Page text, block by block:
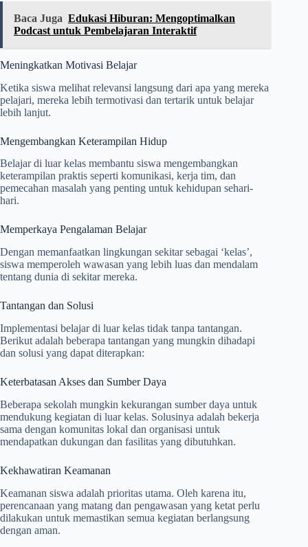
Baca Juga Edukasi Hiburan: Mengoptimalkan
Podcast untuk Pembelajaran Interaktif
Meningkatkan Motivasi Belajar
Ketika siswa melihat relevansi langsung dari apa yang mereka
pelajari, mereka lebih termotivasi dan tertarik untuk belajar
lebih lanjut.
Mengembangkan Keterampilan Hidup
Belajar di luar kelas membantu siswa mengembangkan
keterampilan praktis seperti komunikasi, kerja tim, dan
pemecahan masalah yang penting untuk kehidupan sehari-
hari.
Memperkaya Pengalaman Belajar
Dengan memanfaatkan lingkungan sekitar sebagai ‘kelas’,
siswa memperoleh wawasan yang lebih luas dan mendalam
tentang dunia di sekitar mereka.
Tantangan dan Solusi
Implementasi belajar di luar kelas tidak tanpa tantangan.
Berikut adalah beberapa tantangan yang mungkin dihadapi
dan solusi yang dapat diterapkan:
Keterbatasan Akses dan Sumber Daya
Beberapa sekolah mungkin kekurangan sumber daya untuk
mendukung kegiatan di luar kelas. Solusinya adalah bekerja
sama dengan komunitas lokal dan organisasi untuk
mendapatkan dukungan dan fasilitas yang dibutuhkan.
Kekhawatiran Keamanan
Keamanan siswa adalah prioritas utama. Oleh karena itu,
perencanaan yang matang dan pengawasan yang ketat perlu
dilakukan untuk memastikan semua kegiatan berlangsung
dengan aman.